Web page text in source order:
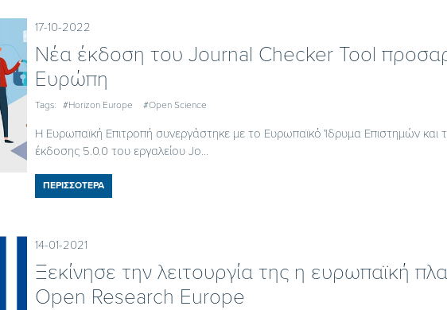
17-10-2022
Νέα έκδοση του Journal Checker Tool
Ευρώπη
Tags: #Horizon Europe #Open Science
Η Ευρωπαϊκή Επιτροπή συνεργάστηκε με το Ευρωπαϊκό Ίδρυμα Επιστημών και
έκδοσης 5.0.0 του εργαλείου Jo...
ΠΕΡΙΣΣΟΤΕΡΑ
14-01-2021
Ξεκίνησε την λειτουργία της η ευρωπαϊκή
Open Research Europe